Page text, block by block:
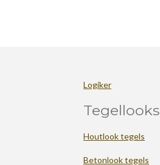
Logiker
Tegellooks
Houtlook tegels
Betonlook tegels